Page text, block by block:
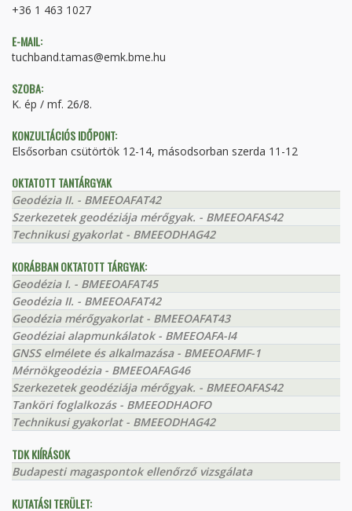
+36 1 463 1027
E-MAIL:
tuchband.tamas@emk.bme.hu
SZOBA:
K. ép / mf. 26/8.
KONZULTÁCIÓS IDŐPONT:
Elsősorban csütörtök 12-14, másodsorban szerda 11-12
OKTATOTT TANTÁRGYAK
Geodézia II. - BMEEOAFAT42
Szerkezetek geodéziája mérőgyak. - BMEEOAFAS42
Technikusi gyakorlat - BMEEODHAG42
KORÁBBAN OKTATOTT TÁRGYAK:
Geodézia I. - BMEEOAFAT45
Geodézia II. - BMEEOAFAT42
Geodézia mérőgyakorlat - BMEEOAFAT43
Geodéziai alapmunkálatok - BMEEOAFA-I4
GNSS elmélete és alkalmazása - BMEEOAFMF-1
Mérnökgeodézia - BMEEOAFAG46
Szerkezetek geodéziája mérőgyak. - BMEEOAFAS42
Tanköri foglalkozás - BMEEODHAOFO
Technikusi gyakorlat - BMEEODHAG42
TDK KIÍRÁSOK
Budapesti magaspontok ellenőrző vizsgálata
KUTATÁSI TERÜLET: